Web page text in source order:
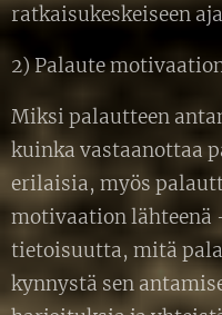
ratkaisukeskeiseen
2) Palaute
Miksi palautteen
kuinka vastaanottaa
erilaisia, myös
motivaation lähteenä
tietoisuutta, mitä
kynnystä sen